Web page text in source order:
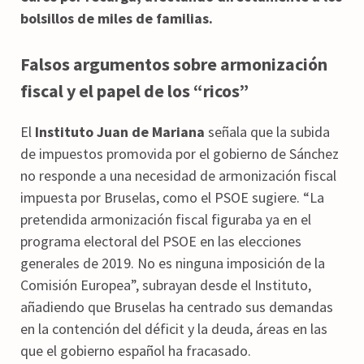
bolsillos de miles de familias.
Falsos argumentos sobre armonización
fiscal y el papel de los “ricos”
El Instituto Juan de Mariana señala que la subida
de impuestos promovida por el gobierno de Sánchez
no responde a una necesidad de armonización fiscal
impuesta por Bruselas, como el PSOE sugiere. “La
pretendida armonización fiscal figuraba ya en el
programa electoral del PSOE en las elecciones
generales de 2019. No es ninguna imposición de la
Comisión Europea”, subrayan desde el Instituto,
añadiendo que Bruselas ha centrado sus demandas
en la contención del déficit y la deuda, áreas en las
que el gobierno español ha fracasado.